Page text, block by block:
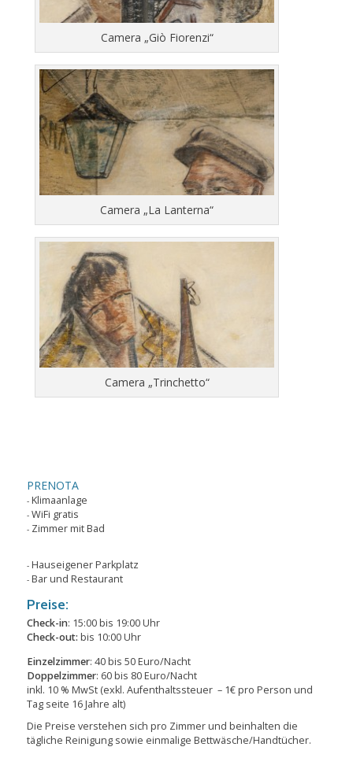
Camera „Giò Fiorenzi“
Camera „La Lanterna“
Camera „Trinchetto“
PRENOTA
Klimaanlage
WiFi gratis
Zimmer mit Bad
Hauseigener Parkplatz
Bar und Restaurant
Preise:
Check-in: 15:00 bis 19:00 Uhr
Check-out: bis 10:00 Uhr
Einzelzimmer: 40 bis 50 Euro/Nacht
Doppelzimmer: 60 bis 80 Euro/Nacht
inkl. 10 % MwSt (exkl. Aufenthaltssteuer – 1€ pro Person und
Tag seite 16 Jahre alt)
Die Preise verstehen sich pro Zimmer und beinhalten die
tägliche Reinigung sowie einmalige Bettwäsche/Handtücher.